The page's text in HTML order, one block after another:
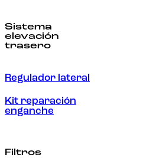
Sistema
elevación
trasero
Regulador lateral
Kit reparación
enganche
Filtros